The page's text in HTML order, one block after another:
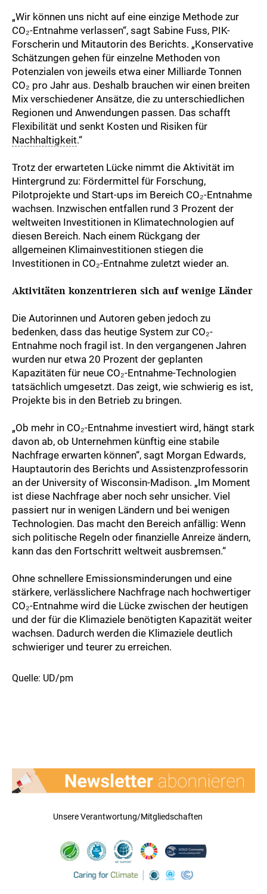
„Wir können uns nicht auf eine einzige Methode zur
CO₂-Entnahme verlassen“, sagt Sabine Fuss, PIK-
Forscherin und Mitautorin des Berichts. „Konservative
Schätzungen gehen für einzelne Methoden von
Potenzialen von jeweils etwa einer Milliarde Tonnen
CO₂ pro Jahr aus. Deshalb brauchen wir einen breiten
Mix verschiedener Ansätze, die zu unterschiedlichen
Regionen und Anwendungen passen. Das schafft
Flexibilität und senkt Kosten und Risiken für
Nachhaltigkeit.“
Trotz der erwarteten Lücke nimmt die Aktivität im
Hintergrund zu: Fördermittel für Forschung,
Pilotprojekte und Start-ups im Bereich CO₂-Entnahme
wachsen. Inzwischen entfallen rund 3 Prozent der
weltweiten Investitionen in Klimatechnologien auf
diesen Bereich. Nach einem Rückgang der
allgemeinen Klimainvestitionen stiegen die
Investitionen in CO₂-Entnahme zuletzt wieder an.
Aktivitäten konzentrieren sich auf wenige Länder
Die Autorinnen und Autoren geben jedoch zu
bedenken, dass das heutige System zur CO₂-
Entnahme noch fragil ist. In den vergangenen Jahren
wurden nur etwa 20 Prozent der geplanten
Kapazitäten für neue CO₂-Entnahme-Technologien
tatsächlich umgesetzt. Das zeigt, wie schwierig es ist,
Projekte bis in den Betrieb zu bringen.
„Ob mehr in CO₂-Entnahme investiert wird, hängt stark
davon ab, ob Unternehmen künftig eine stabile
Nachfrage erwarten können“, sagt Morgan Edwards,
Hauptautorin des Berichts und Assistenzprofessorin
an der University of Wisconsin-Madison. „Im Moment
ist diese Nachfrage aber noch sehr unsicher. Viel
passiert nur in wenigen Ländern und bei wenigen
Technologien. Das macht den Bereich anfällig: Wenn
sich politische Regeln oder finanzielle Anreize ändern,
kann das den Fortschritt weltweit ausbremsen.“
Ohne schnellere Emissionsminderungen und eine
stärkere, verlässlichere Nachfrage nach hochwertiger
CO₂-Entnahme wird die Lücke zwischen der heutigen
und der für die Klimaziele benötigten Kapazität weiter
wachsen. Dadurch werden die Klimaziele deutlich
schwieriger und teurer zu erreichen.
Quelle: UD/pm
Unsere Verantwortung/Mitgliedschaften